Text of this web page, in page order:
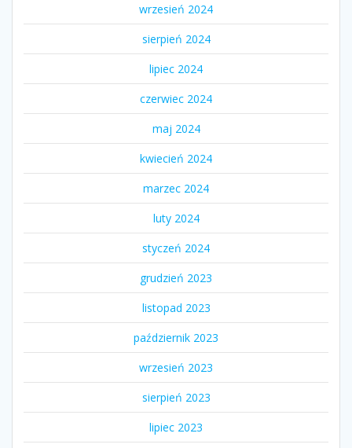
wrzesień 2024
sierpień 2024
lipiec 2024
czerwiec 2024
maj 2024
kwiecień 2024
marzec 2024
luty 2024
styczeń 2024
grudzień 2023
listopad 2023
październik 2023
wrzesień 2023
sierpień 2023
lipiec 2023